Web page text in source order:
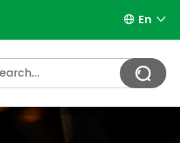
 En 
